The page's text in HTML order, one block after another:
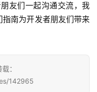
友们一起沟通交流，我
南为开发者朋友们带来
：
142965